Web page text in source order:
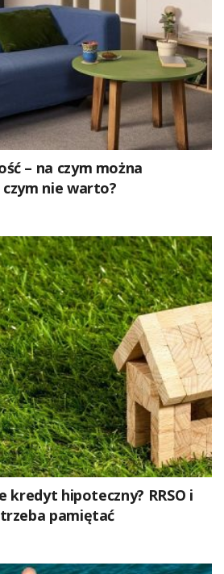
– na czym można
czym nie warto?
kredyt hipoteczny? RRSO i
pamiętać